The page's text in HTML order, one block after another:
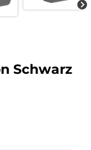
Schwarz